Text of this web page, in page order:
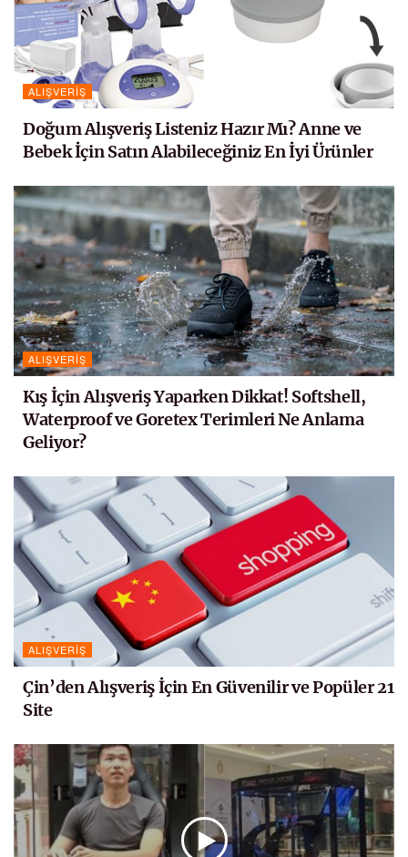
ALIŞVERIŞ
Doğum Alışveriş Listeniz Hazır Mı? Anne ve
Bebek İçin Satın Alabileceğiniz En İyi Ürünler
ALIŞVERIŞ
Kış İçin Alışveriş Yaparken Dikkat! Softshell,
Waterproof ve Goretex Terimleri Ne Anlama
Geliyor?
ALIŞVERIŞ
Çin’den Alışveriş İçin En Güvenilir ve Popüler 21
Site